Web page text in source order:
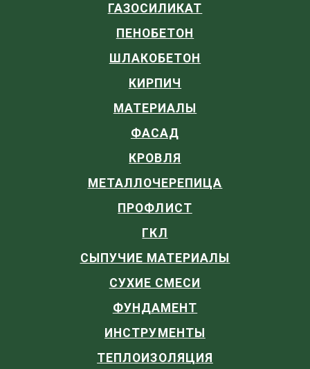
ГАЗОСИЛИКАТ
ПЕНОБЕТОН
ШЛАКОБЕТОН
КИРПИЧ
МАТЕРИАЛЫ
ФАСАД
КРОВЛЯ
МЕТАЛЛОЧЕРЕПИЦА
ПРОФЛИСТ
ГКЛ
СЫПУЧИЕ МАТЕРИАЛЫ
СУХИЕ СМЕСИ
ФУНДАМЕНТ
ИНСТРУМЕНТЫ
ТЕПЛОИЗОЛЯЦИЯ